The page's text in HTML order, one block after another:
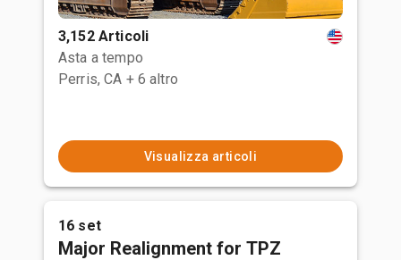
3,152 Articoli
Asta a tempo
Perris, CA + 6 altro
Visualizza articoli
16 set
Major Realignment for TPZ